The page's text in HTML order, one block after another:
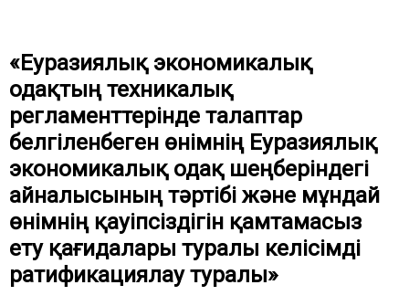
«Еуразиялық экономикалық
одақтың техникалық
регламенттерінде талаптар
белгіленбеген өнімнің Еуразиялық
экономикалық одақ шеңберіндегі
айналысының тәртібі және мұндай
өнімнің қауіпсіздігін қамтамасыз
ету қағидалары туралы келісімді
ратификациялау туралы»